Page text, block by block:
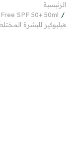
الرئيسية
هيليوكير للبشرة